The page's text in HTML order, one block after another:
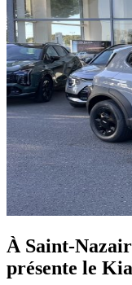
À Saint-
présente le